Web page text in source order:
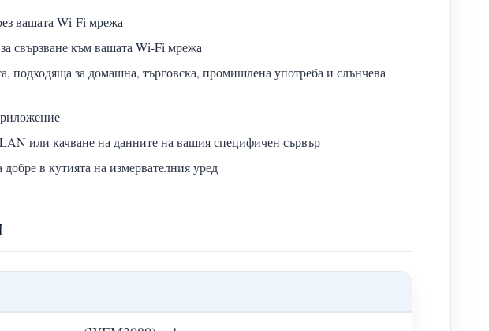
вашата Wi-Fi мрежа
свързване към вашата Wi-Fi мрежа
подходяща за домашна, търговска, промишлена употреба и слънчева
или качване на данните на вашия специфичен сървър
в кутията на измервателния уред